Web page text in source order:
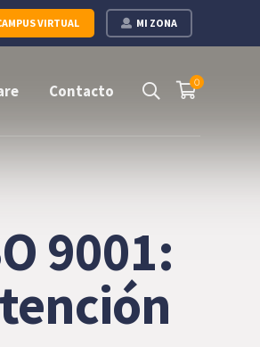
MI ZONA
VIRTUAL
0
Contacto
9001: